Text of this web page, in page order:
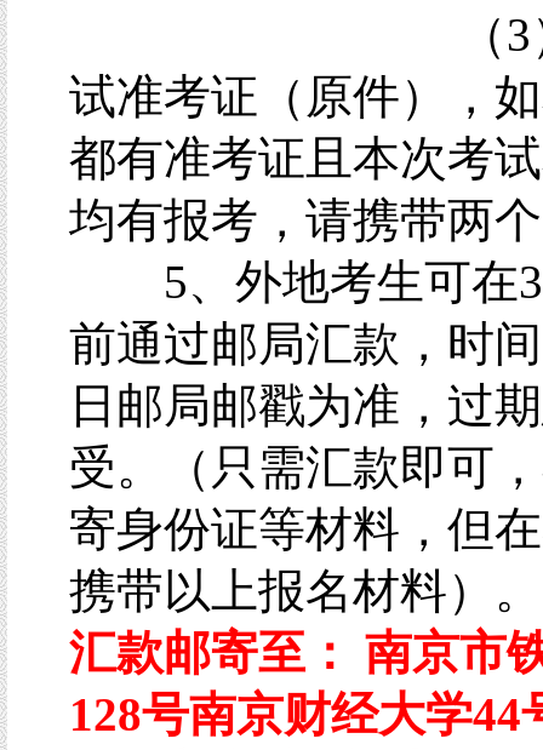
（3）理
试准考证（原件），
都有准考证且本次考
均有报考，请携带两
5、外地考生可在3
前通过邮局汇款，时
日邮局邮戳为准，过
受。（只需汇款即可
寄身份证等材料，但
携带以上报名材料）。
汇款邮寄至： 南京市
128号南京财经大学44